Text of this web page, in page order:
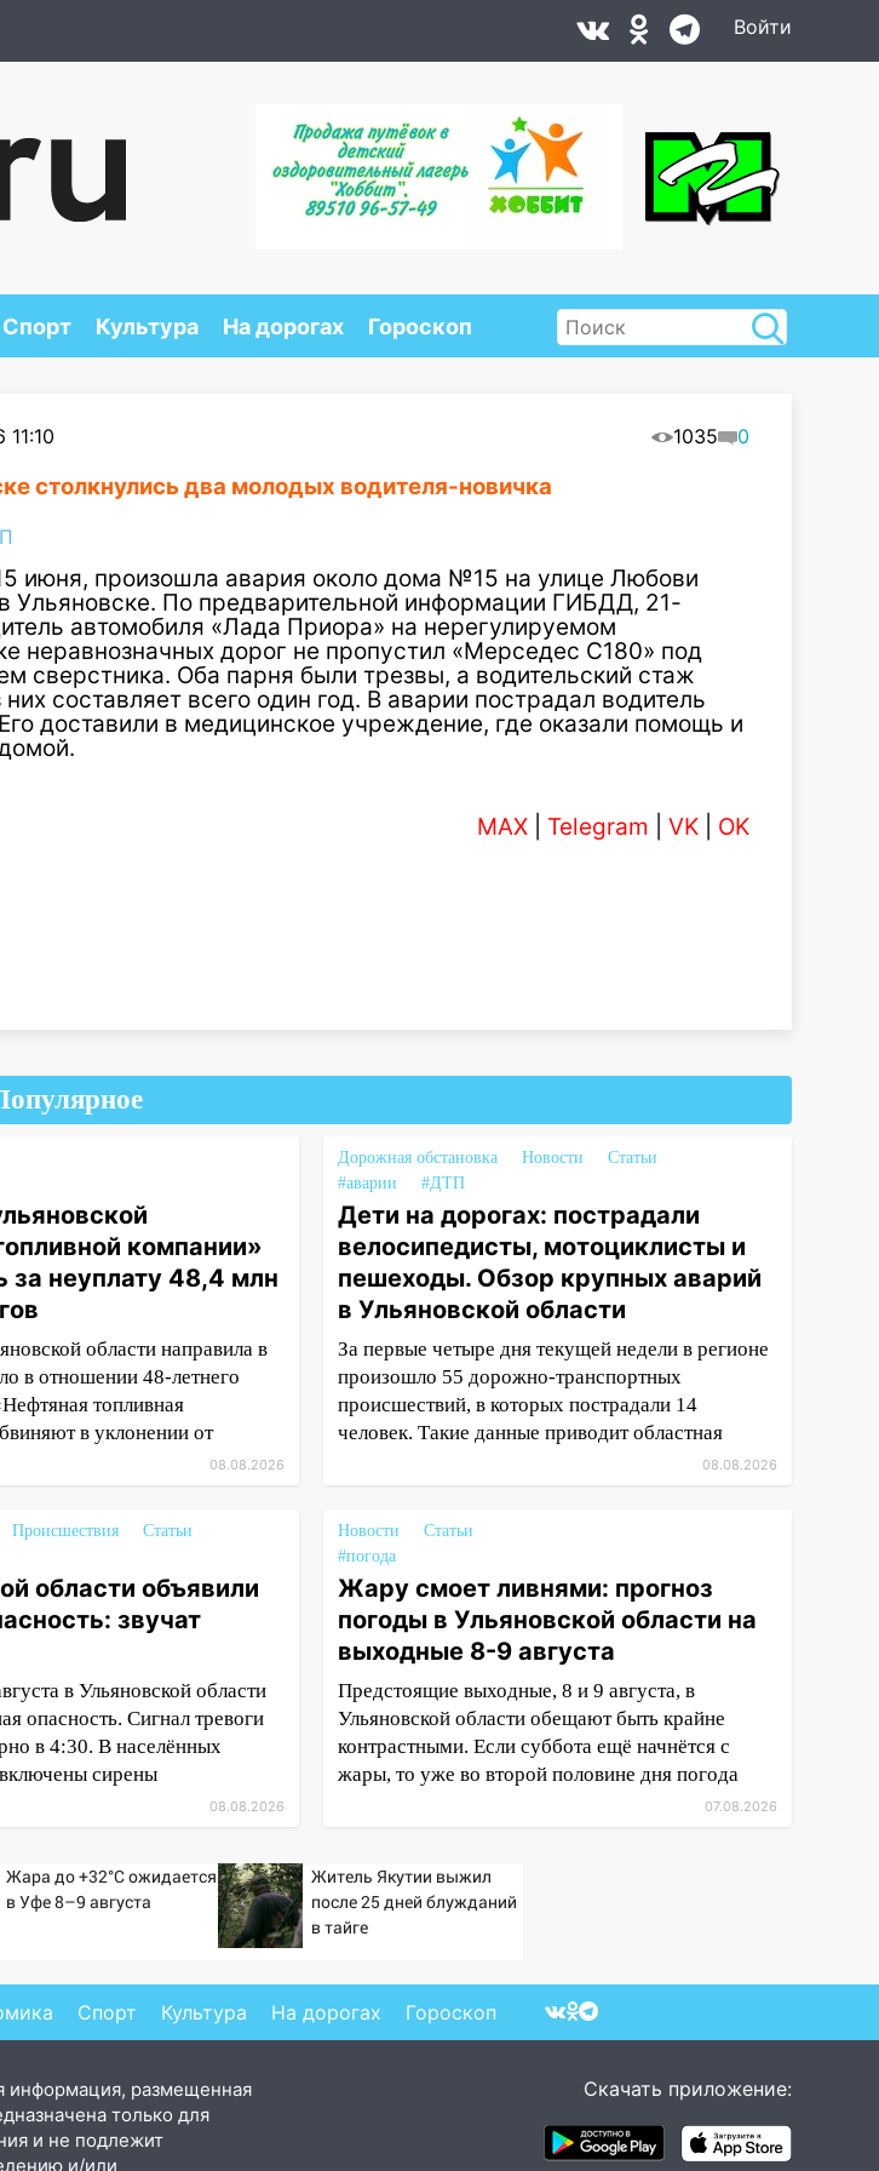
Войти
Спорт Культура На дорогах Гороскоп
1035 0
столкнулись два молодых водителя-новичка
июня, произошла авария около дома №15 на улице Любови
Ульяновске. По предварительной информации ГИБДД, 21-
автомобиля «Лада Приора» на нерегулируемом
неравнозначных дорог не пропустил «Мерседес С180» под
сверстника. Оба парня были трезвы, а водительский стаж
составляет всего один год. В аварии пострадал водитель
доставили в медицинское учреждение, где оказали помощь и
MAX Telegram VK OK
компании»
за неуплату 48,4 млн
области направила в
в отношении 48-летнего
топливная
в уклонении от
08.08.2026
Дорожная обстановка Новости
Статьи
#аварии
#ДТП
Дети на дорогах: пострадали
велосипедисты, мотоциклисты и
пешеходы. Обзор крупных аварий
в Ульяновской области
За первые четыре дня текущей недели в регионе
произошло 55 дорожно-транспортных
происшествий, в которых пострадали 14
человек. Такие данные приводит областная
08.08.2026
Происшествия
Статьи
области объявили
звучат
в Ульяновской области
опасность. Сигнал тревоги
в 4:30. В населённых
сирены
08.08.2026
Новости
Статьи
#погода
Жару смоет ливнями: прогноз
погоды в Ульяновской области на
выходные 8-9 августа
Предстоящие выходные, 8 и 9 августа, в
Ульяновской области обещают быть крайне
контрастными. Если суббота ещё начнётся с
жары, то уже во второй половине дня погода
07.08.2026
Жара до +32°C ожидается
в Уфе 8–9 августа
Житель Якутии выжил
после 25 дней блужданий
в тайге
Спорт Культура На дорогах Гороскоп
информация, размещенная
только для
и не подлежит
и/или
Скачать приложение: